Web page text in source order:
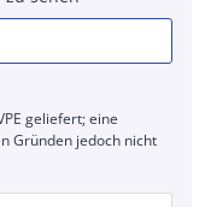
geliefert; eine
Gründen jedoch nicht